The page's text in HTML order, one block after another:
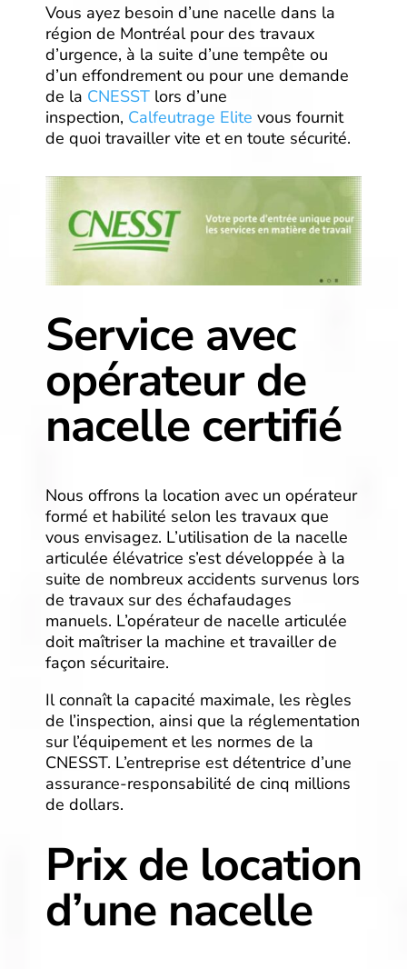
Vous ayez besoin d’une nacelle dans la
région de Montréal pour des travaux
d’urgence, à la suite d’une tempête ou
d’un effondrement ou pour une demande
de la CNESST lors d’une
inspection, Calfeutrage Elite vous fournit
de quoi travailler vite et en toute sécurité.
Service avec
opérateur de
nacelle certifié
Nous offrons la location avec un opérateur
formé et habilité selon les travaux que
vous envisagez. L’utilisation de la nacelle
articulée élévatrice s’est développée à la
suite de nombreux accidents survenus lors
de travaux sur des échafaudages
manuels. L’opérateur de nacelle articulée
doit maîtriser la machine et travailler de
façon sécuritaire.
Il connaît la capacité maximale, les règles
de l’inspection, ainsi que la réglementation
sur l’équipement et les normes de la
CNESST. L’entreprise est détentrice d’une
assurance-responsabilité de cinq millions
de dollars.
Prix de location
d’une nacelle